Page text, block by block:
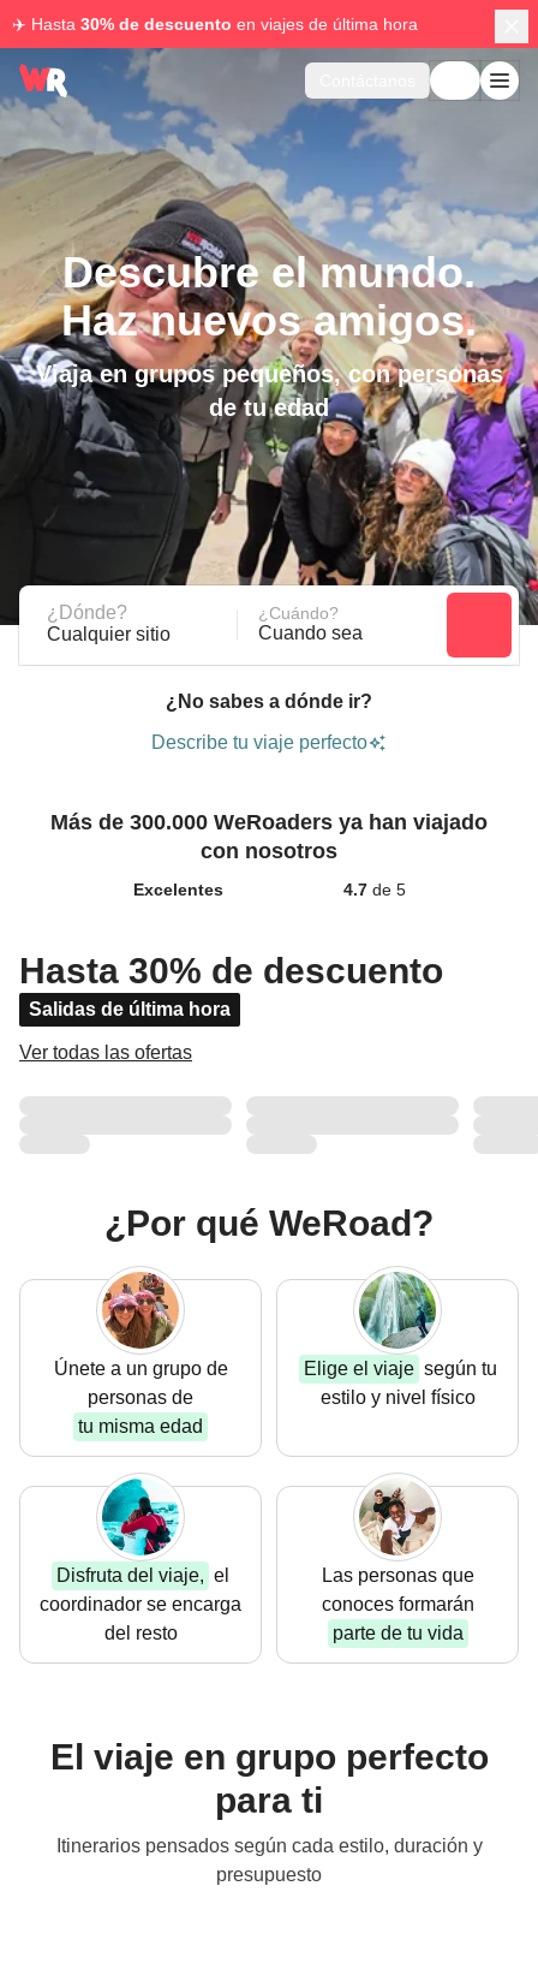
✈️ Hasta 30% de descuento en viajes de última hora
Descubre el mundo.
Haz nuevos amigos.
Viaja en grupos pequeños, con personas
de tu edad
¿Dónde?
Cualquier sitio
¿Cuándo?
Cuando sea
¿No sabes a dónde ir?
Describe tu viaje perfecto
Más de 300.000 WeRoaders ya han viajado
con nosotros
Excelentes 4.7de 5
Hasta 30% de descuento
Salidas de última hora
Ver todas las ofertas
¿Por qué WeRoad?
Únete a un grupo de
personas de
tu misma edad
Elige el viaje según tu
estilo y nivel físico
Disfruta del viaje, el
coordinador se encarga
del resto
Las personas que
conoces formarán
parte de tu vida
El viaje en grupo perfecto
para ti
Itinerarios pensados según cada estilo, duración y
presupuesto
Ideales para tu primer
WeRoad
Desde 299 €